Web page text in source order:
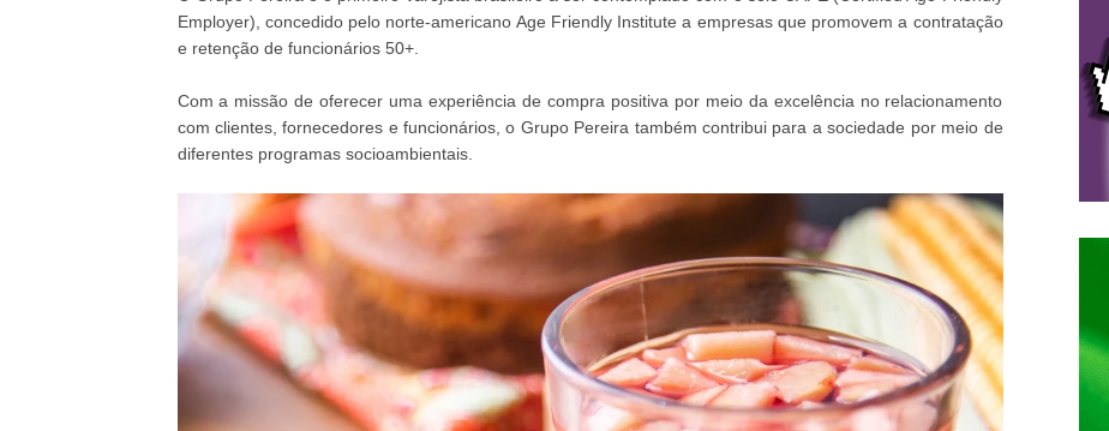
Employer), concedido pelo norte-americano Age Friendly Institute a empresas que promovem a contratação
e retenção de funcionários 50+.
Com a missão de oferecer uma experiência de compra positiva por meio da excelência no relacionamento
com clientes, fornecedores e funcionários, o Grupo Pereira também contribui para a sociedade por meio de
diferentes programas socioambientais.